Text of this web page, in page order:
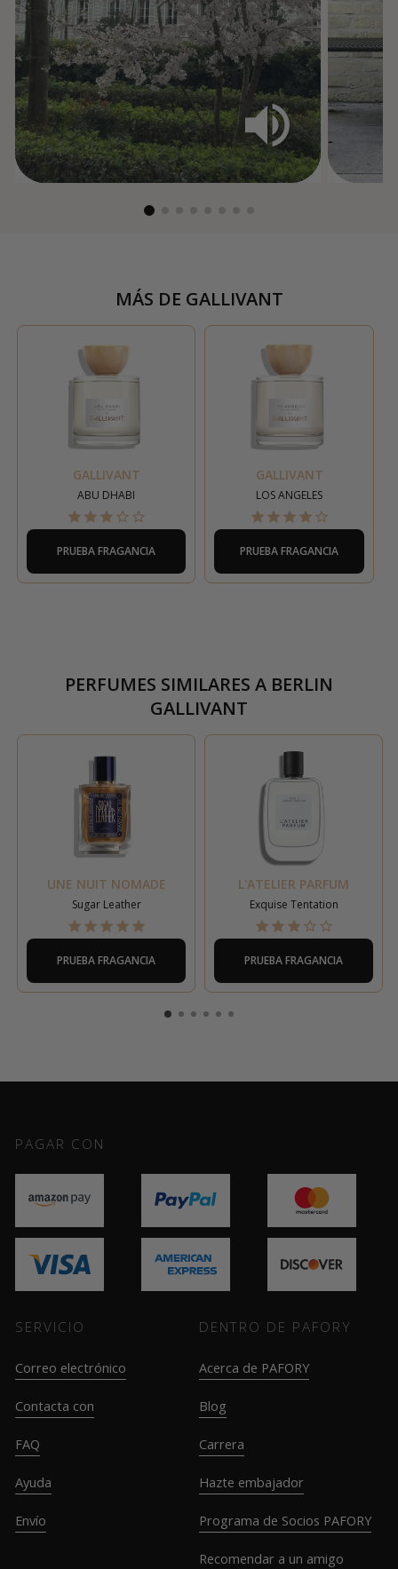
MÁS DE GALLIVANT
GALLIVANT
ABU DHABI
PRUEBA FRAGANCIA
GALLIVANT
LOS ANGELES
PRUEBA FRAGANCIA
PERFUMES SIMILARES A BERLIN
GALLIVANT
UNE NUIT NOMADE
Sugar Leather
PRUEBA FRAGANCIA
L'ATELIER PARFUM
Exquise Tentation
PRUEBA FRAGANCIA
PAGAR CON
SERVICIO
Correo electrónico
Contacta con
FAQ
Ayuda
Envío
DENTRO DE PAFORY
Acerca de PAFORY
Blog
Carrera
Hazte embajador
Programa de Socios PAFORY
Recomendar a un amigo